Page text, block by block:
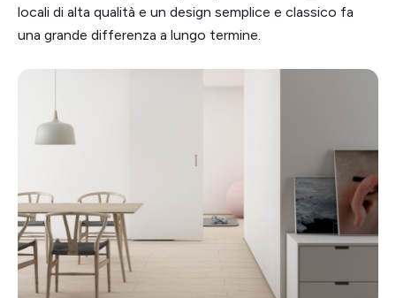
locali di alta qualità e un design semplice e classico fa
una grande differenza a lungo termine.